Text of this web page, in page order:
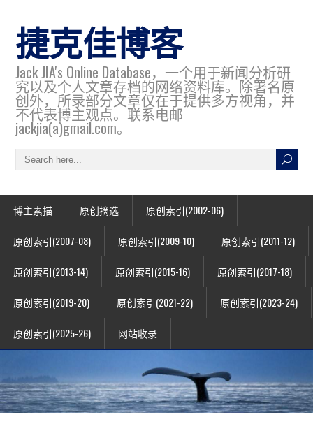
捷克佳博客
Jack JIA's Online Database，一个用于新闻分析研
究以及个人文章存档的网络资料库。除署名原
创外，所录部分文章仅在于提供多方视角，并
不代表博主观点。联系电邮
jackjia(a)gmail.com。
博主素描 原创摘选 原创索引(2002-06)
原创索引(2007-08) 原创索引(2009-10) 原创索引(2011-12)
原创索引(2013-14) 原创索引(2015-16) 原创索引(2017-18)
原创索引(2019-20) 原创索引(2021-22) 原创索引(2023-24)
原创索引(2025-26) 网站收录